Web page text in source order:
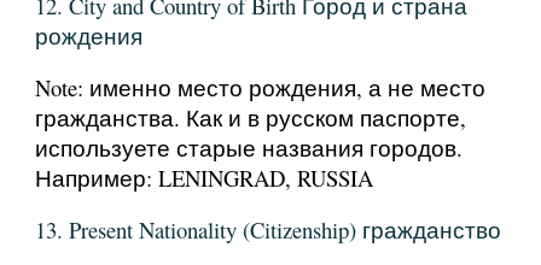
рождения
Note: именно место рождения, а не место
гражданства. Как и в русском паспорте,
используете старые названия городов.
Например: LENINGRAD, RUSSIA
13. Present Nationality (Citizenship) гражданство